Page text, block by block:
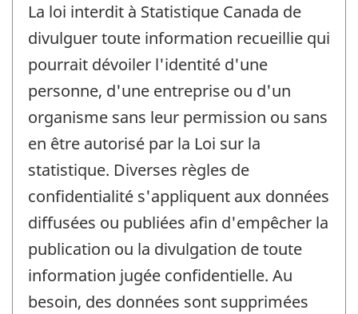
La loi interdit à Statistique Canada de
divulguer toute information recueillie qui
pourrait dévoiler l'identité d'une
personne, d'une entreprise ou d'un
organisme sans leur permission ou sans
en être autorisé par la Loi sur la
statistique. Diverses règles de
confidentialité s'appliquent aux données
diffusées ou publiées afin d'empêcher la
publication ou la divulgation de toute
information jugée confidentielle. Au
besoin, des données sont supprimées